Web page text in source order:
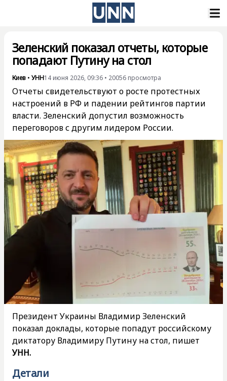
Зеленский показал отчеты, которые
попадают Путину на стол
Киев • УНН14 июня 2026, 09:36 • 20056 просмотра
Отчеты свидетельствуют о росте протестных
настроений в РФ и падении рейтингов партии
власти. Зеленский допустил возможность
переговоров с другим лидером России.
Президент Украины Владимир Зеленский
показал доклады, которые попадут российскому
диктатору Владимиру Путину на стол, пишет
УНН.
Детали